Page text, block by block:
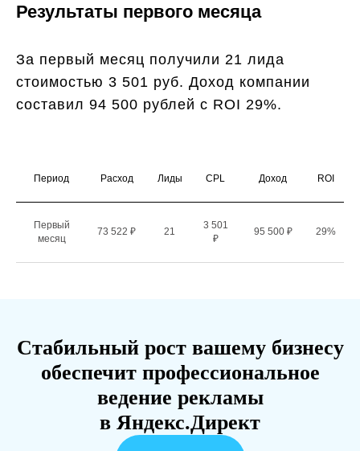
Результаты первого месяца
За первый месяц получили 21 лида
стоимостью 3 501 руб. Доход компании
составил 94 500 рублей с ROI 29%.
Период Расход Лиды CPL Доход ROI
Первый
месяц
73 522 ₽ 21
3 501
₽
95 500 ₽ 29%
Стабильный рост вашему бизнесу
обеспечит профессиональное
ведение рекламы
в Яндекс.Директ